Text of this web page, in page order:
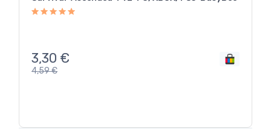
3,30 €
4,59€